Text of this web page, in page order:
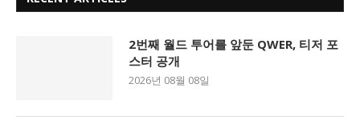
2번째 월드 투어를 앞둔 QWER, 티저 포
스터 공개
2026년 08월 08일